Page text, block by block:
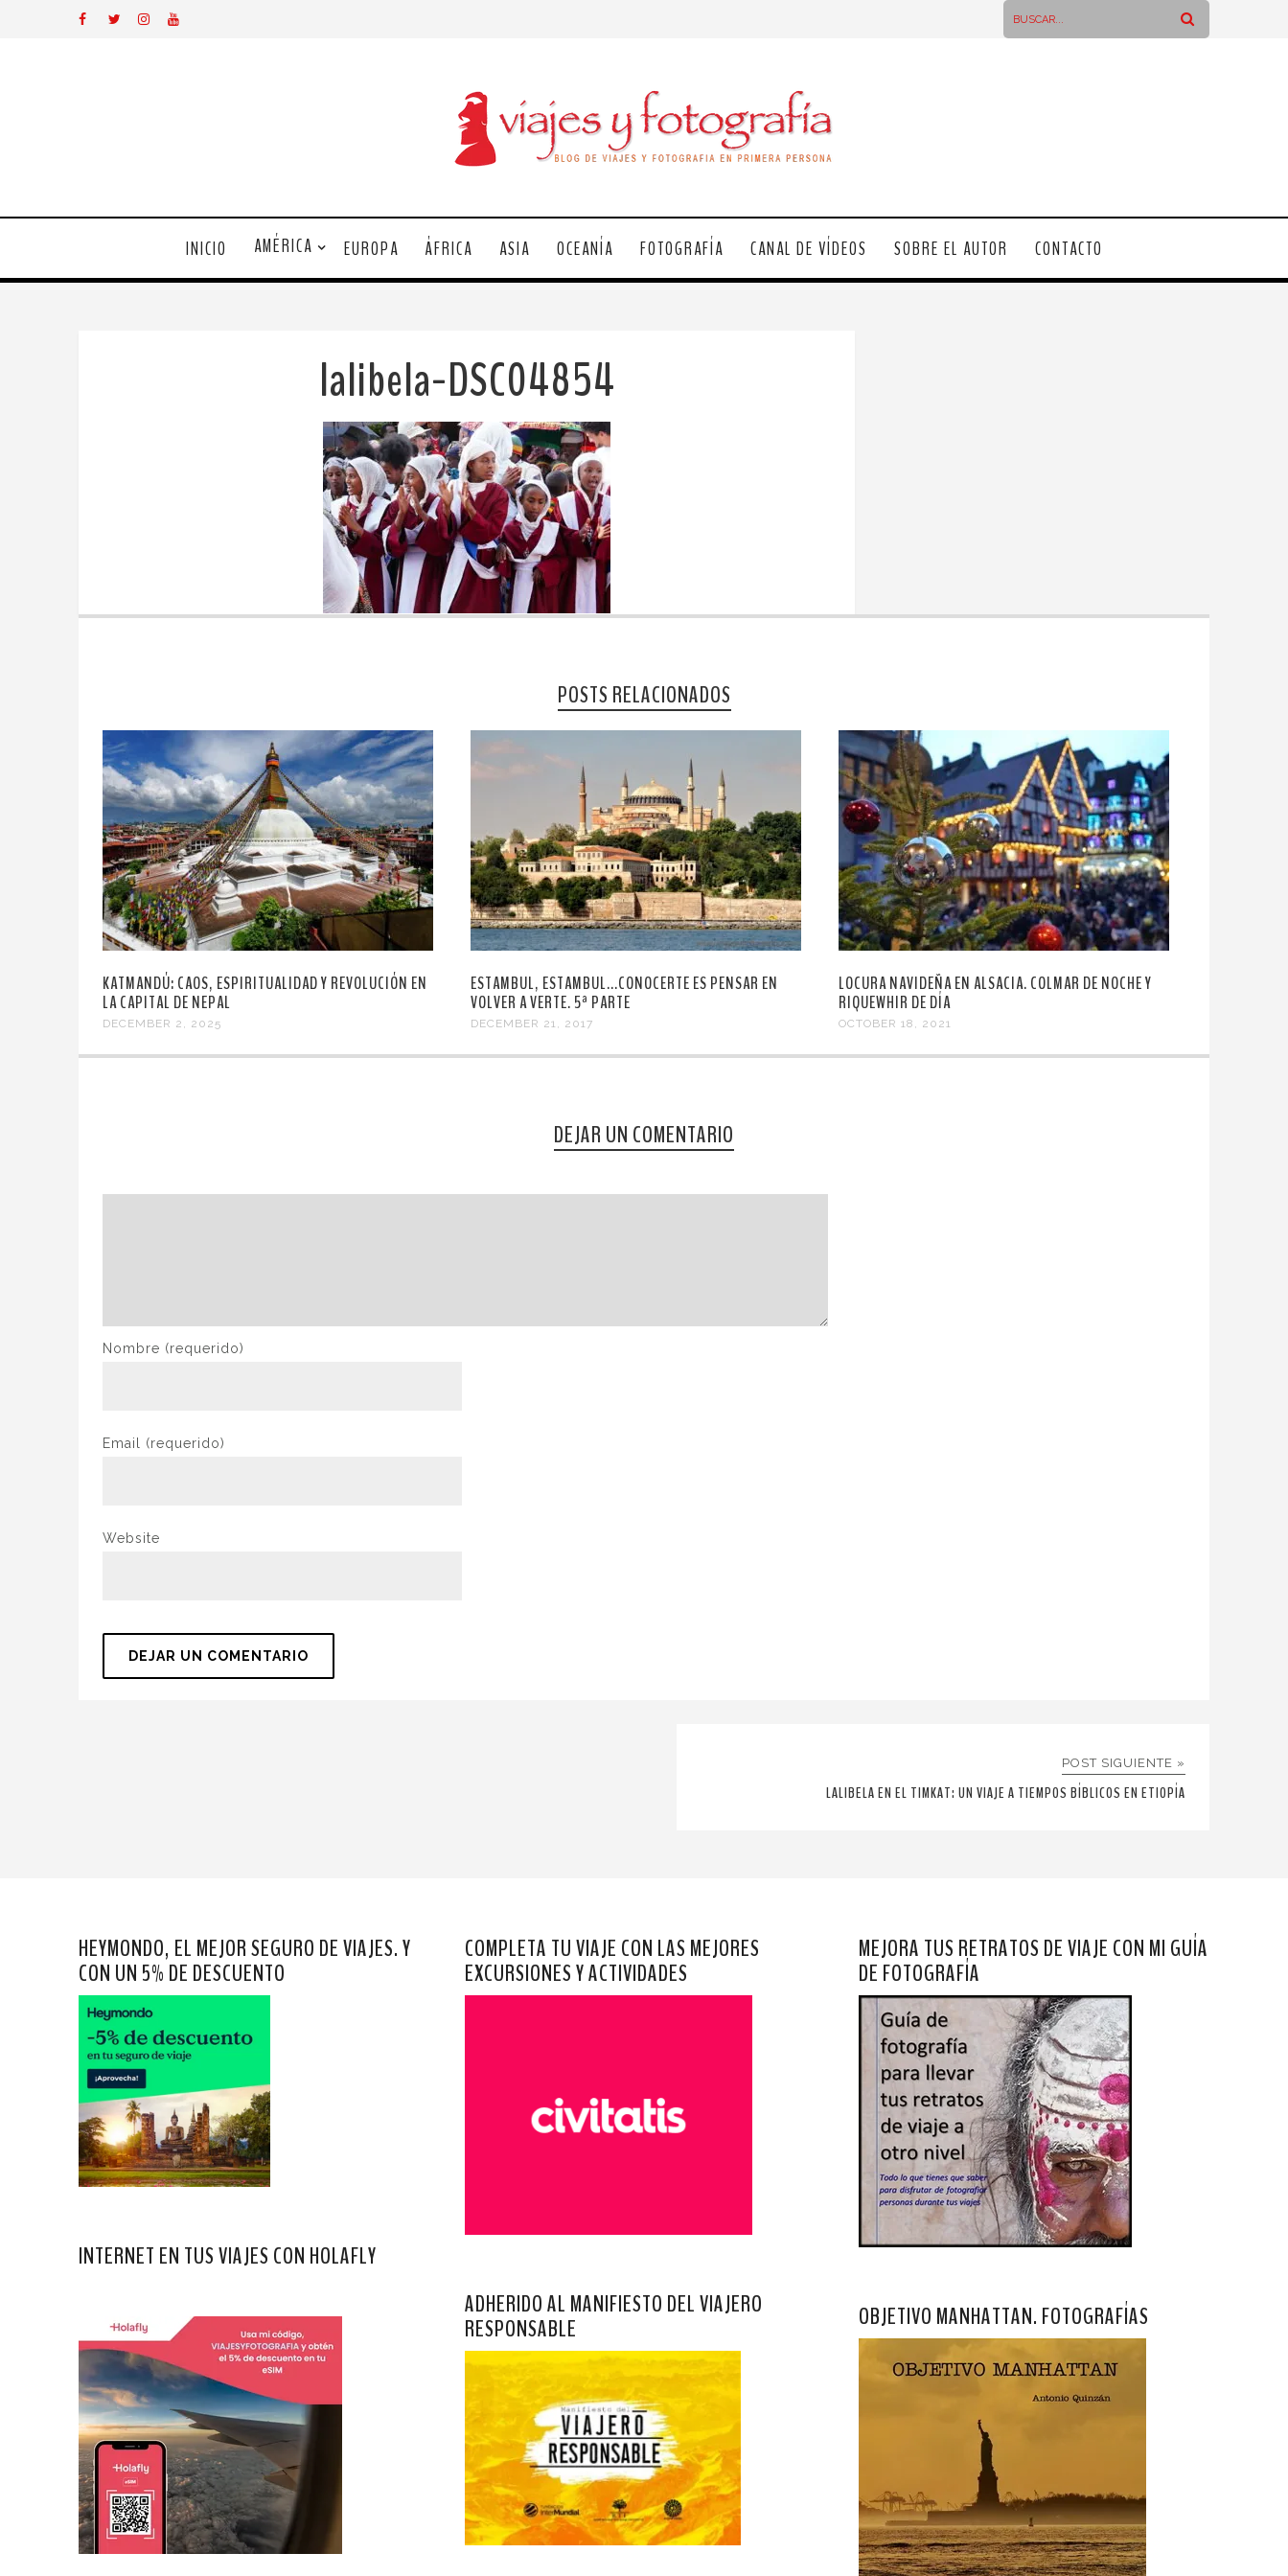
INICIO AMÉRICA EUROPA ÁFRICA ASIA OCEANÍA FOTOGRAFÍA CANAL DE VÍDEOS SOBRE EL AUTOR CONTACTO
lalibela-DSC04854
POSTS RELACIONADOS
KATMANDÚ: CAOS, ESPIRITUALIDAD Y REVOLUCIÓN EN
LA CAPITAL DE NEPAL
DECEMBER 2, 2025
ESTAMBUL, ESTAMBUL...CONOCERTE ES PENSAR EN
VOLVER A VERTE. 5ª PARTE
DECEMBER 21, 2017
LOCURA NAVIDEÑA EN ALSACIA. COLMAR DE NOCHE Y
RIQUEWHIR DE DÍA
OCTOBER 18, 2021
DEJAR UN COMENTARIO
Nombre (requerido)
Email (requerido)
Website
POST SIGUIENTE »
LALIBELA EN EL TIMKAT: UN VIAJE A TIEMPOS BÍBLICOS EN ETIOPÍA
HEYMONDO, EL MEJOR SEGURO DE VIAJES. Y
CON UN 5% DE DESCUENTO
INTERNET EN TUS VIAJES CON HOLAFLY
COMPLETA TU VIAJE CON LAS MEJORES
EXCURSIONES Y ACTIVIDADES
ADHERIDO AL MANIFIESTO DEL VIAJERO
RESPONSABLE
MEJORA TUS RETRATOS DE VIAJE CON MI GUÍA
DE FOTOGRAFÍA
OBJETIVO MANHATTAN. FOTOGRAFÍAS